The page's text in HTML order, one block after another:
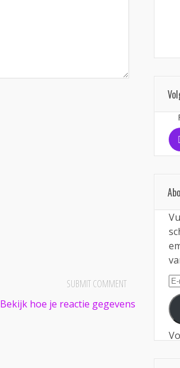
Bekijk hoe je reactie gegevens
E-